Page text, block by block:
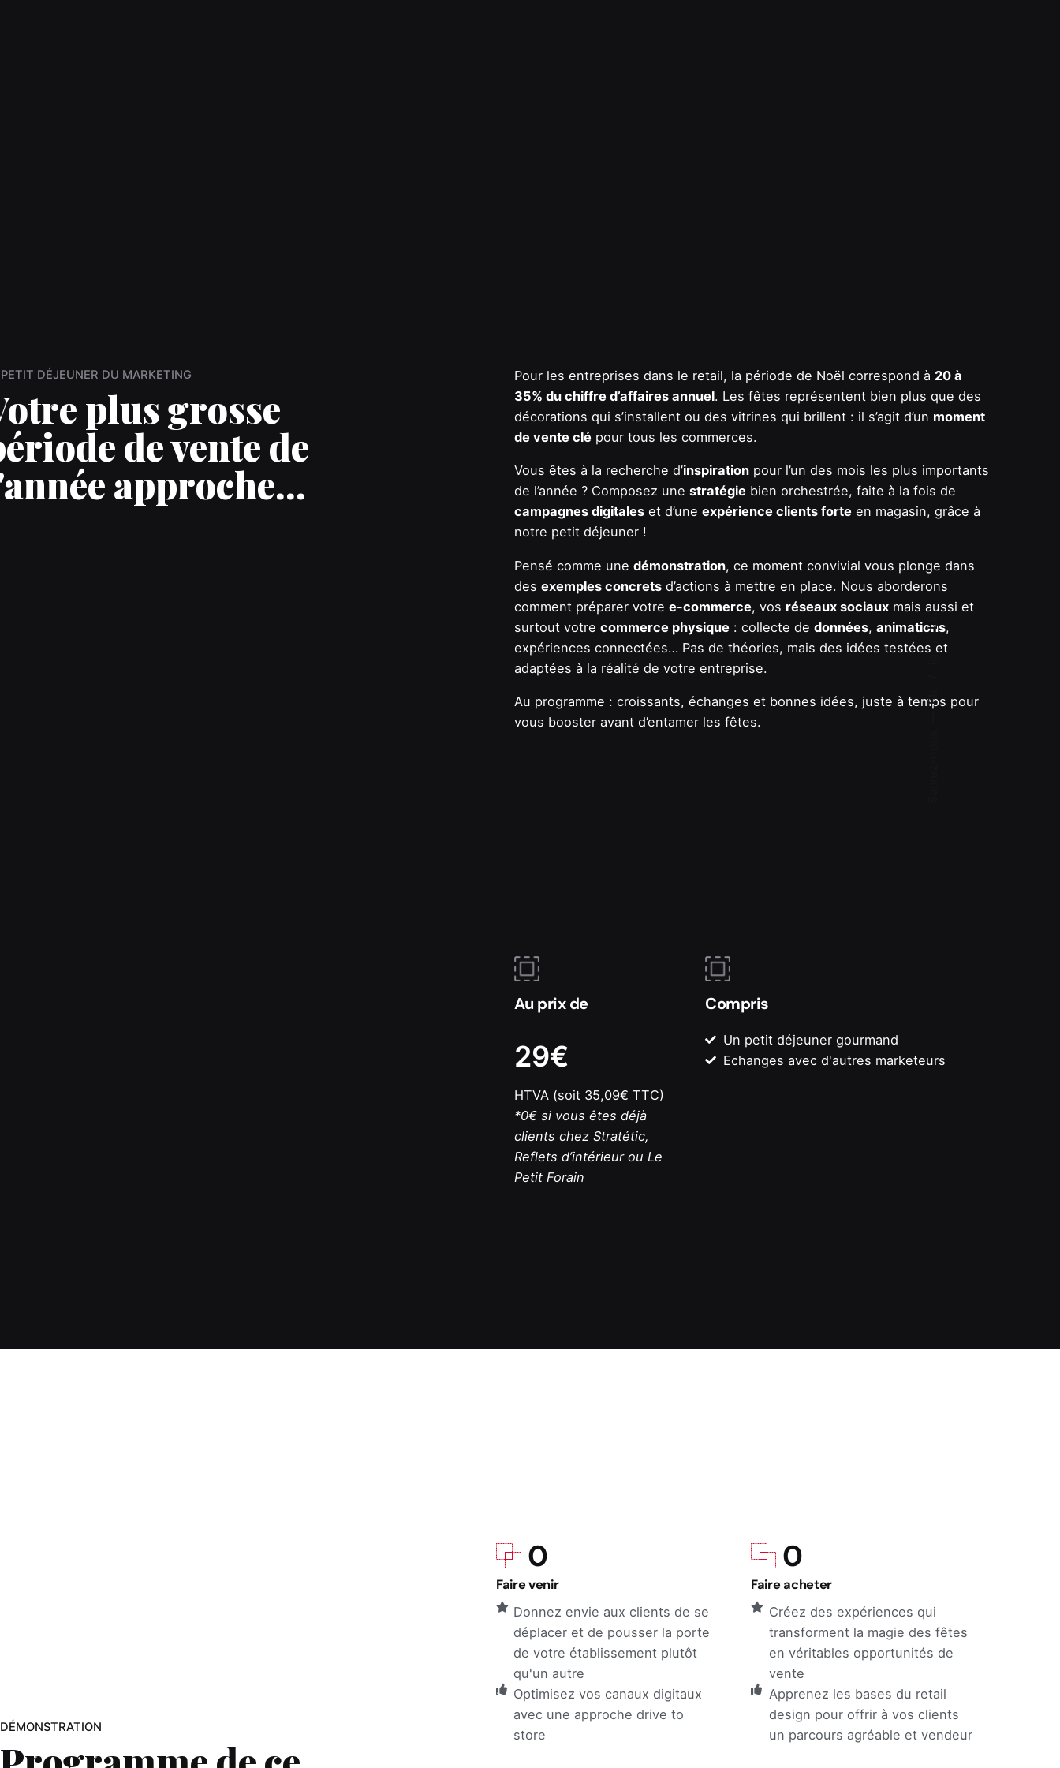
Fb.
Ig.
Lk.
DÉJEUNER DU MARKETING
plus grosse
de vente de
approche...
Pour les entreprises dans le retail, la période de Noël correspond à 20 à
35% du chiffre d’affaires annuel. Les fêtes représentent bien plus que des
décorations qui s’installent ou des vitrines qui brillent : il s’agit d’un moment
de vente clé pour tous les commerces.
Vous êtes à la recherche d’inspiration pour l’un des mois les plus importants
de l’année ? Composez une stratégie bien orchestrée, faite à la fois de
campagnes digitales et d’une expérience clients forte en magasin, grâce à
notre petit déjeuner !
Pensé comme une démonstration, ce moment convivial vous plonge dans
des exemples concrets d’actions à mettre en place. Nous aborderons
comment préparer votre e-commerce, vos réseaux sociaux mais aussi et
surtout votre commerce physique : collecte de données, animations,
expériences connectées… Pas de théories, mais des idées testées et
adaptées à la réalité de votre entreprise.
Au programme : croissants, échanges et bonnes idées, juste à temps pour
vous booster avant d’entamer les fêtes.
Au prix de
29€
HTVA (soit 35,09€ TTC)
*0€ si vous êtes déjà
clients chez Stratétic,
Reflets d’intérieur ou Le
Petit Forain
Compris
Un petit déjeuner gourmand
Echanges avec d'autres marketeurs
DÉMONSTRATION
0
Faire venir
Donnez envie aux clients de se
déplacer et de pousser la porte
de votre établissement plutôt
qu'un autre
Optimisez vos canaux digitaux
avec une approche drive to
store
0
Faire acheter
Créez des expériences qui
transforment la magie des fêtes
en véritables opportunités de
vente
Apprenez les bases du retail
design pour offrir à vos clients
un parcours agréable et vendeur